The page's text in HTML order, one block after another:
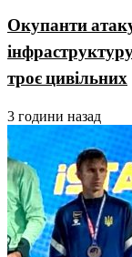
Окупанти
троє цивільних
3 години назад